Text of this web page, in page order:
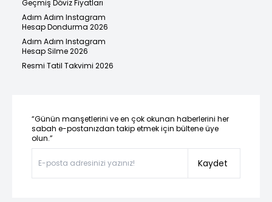
Geçmiş Döviz Fiyatları
Adım Adım Instagram
Hesap Dondurma 2026
Adım Adım Instagram
Hesap Silme 2026
Resmi Tatil Takvimi 2026
“Günün manşetlerini ve en çok okunan haberlerini her
sabah e-postanızdan takip etmek için bültene üye
olun.”
Kaydet